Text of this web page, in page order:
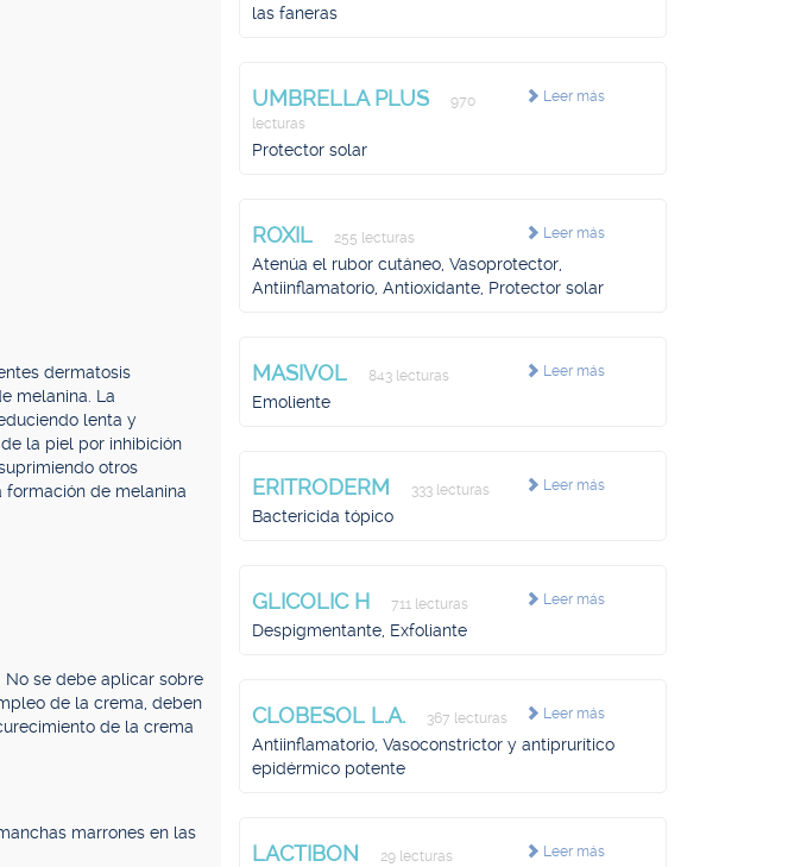
dermatosis
melanina. La
lenta y
la piel por inhibición
otros
formación de melanina
No se debe aplicar sobre
de la crema, deben
de la crema
marrones en las
las faneras
Leer más
UMBRELLA PLUS
970
lecturas
Protector solar
Leer más
ROXIL 255 lecturas
Atenúa el rubor cutáneo, Vasoprotector,
Antiinflamatorio, Antioxidante, Protector solar
Leer más
MASIVOL 843 lecturas
Emoliente
Leer más
ERITRODERM 333 lecturas
Bactericida tópico
Leer más
GLICOLIC H 711 lecturas
Despigmentante, Exfoliante
Leer más
CLOBESOL L.A. 367 lecturas
Antiinflamatorio, Vasoconstrictor y antiprurítico
epidérmico potente
Leer más
LACTIBON 29 lecturas